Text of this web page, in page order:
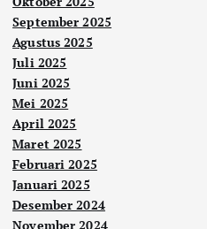
September 2025
Agustus 2025
Juli 2025
Juni 2025
Mei 2025
April 2025
Maret 2025
Februari 2025
Januari 2025
Desember 2024
November 2024